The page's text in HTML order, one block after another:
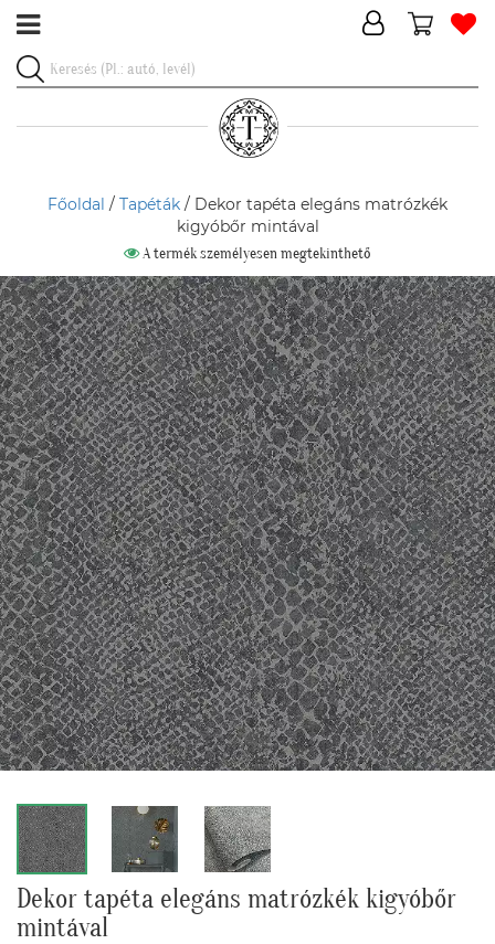
Főoldal / Tapéták / Dekor tapéta elegáns matrózkék
kigyóbőr mintával
A termék személyesen megtekinthető
Dekor tapéta elegáns matrózkék kigyóbőr
mintával